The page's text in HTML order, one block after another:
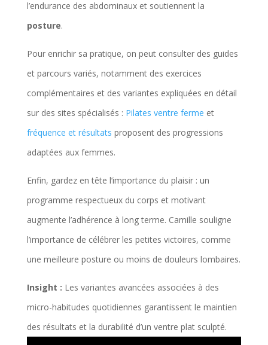
l’endurance des abdominaux et soutiennent la
posture.
Pour enrichir sa pratique, on peut consulter des guides
et parcours variés, notamment des exercices
complémentaires et des variantes expliquées en détail
sur des sites spécialisés : Pilates ventre ferme et
fréquence et résultats proposent des progressions
adaptées aux femmes.
Enfin, gardez en tête l’importance du plaisir : un
programme respectueux du corps et motivant
augmente l’adhérence à long terme. Camille souligne
l’importance de célébrer les petites victoires, comme
une meilleure posture ou moins de douleurs lombaires.
Insight : Les variantes avancées associées à des
micro-habitudes quotidiennes garantissent le maintien
des résultats et la durabilité d’un ventre plat sculpté.